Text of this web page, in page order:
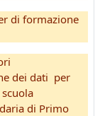
di formazione
dei dati per
di Primo